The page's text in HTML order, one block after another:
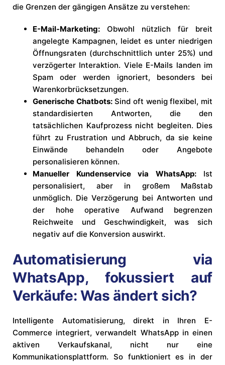
die Grenzen der gängigen Ansätze zu verstehen:
E-Mail-Marketing: Obwohl nützlich für breit
angelegte Kampagnen, leidet es unter niedrigen
Öffnungsraten (durchschnittlich unter 25%) und
verzögerter Interaktion. Viele E-Mails landen im
Spam oder werden ignoriert, besonders bei
Warenkorbrücksetzungen.
Generische Chatbots:Sind oft wenig flexibel, mit
standardisierten Antworten, die den
tatsächlichen Kaufprozess nicht begleiten. Dies
führt zu Frustration und Abbruch, da sie keine
Einwände behandeln oder Angebote
personalisieren können.
Manueller Kundenservice via WhatsApp:Ist
personalisiert, aber in großem Maßstab
unmöglich. Die Verzögerung bei Antworten und
der hohe operative Aufwand begrenzen
Reichweite und Geschwindigkeit, was sich
negativ auf die Konversion auswirkt.
Automatisierung via
WhatsApp, fokussiert auf
Verkäufe: Was ändert sich?
Intelligente Automatisierung, direkt in Ihren E-
Commerce integriert, verwandelt WhatsApp in einen
aktiven Verkaufskanal, nicht nur eine
Kommunikationsplattform. So funktioniert es in der